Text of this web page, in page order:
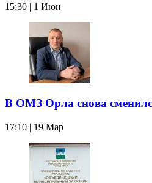
15:30 | 1 Июн
В ОМЗ Орла снова
17:10 | 19 Мар